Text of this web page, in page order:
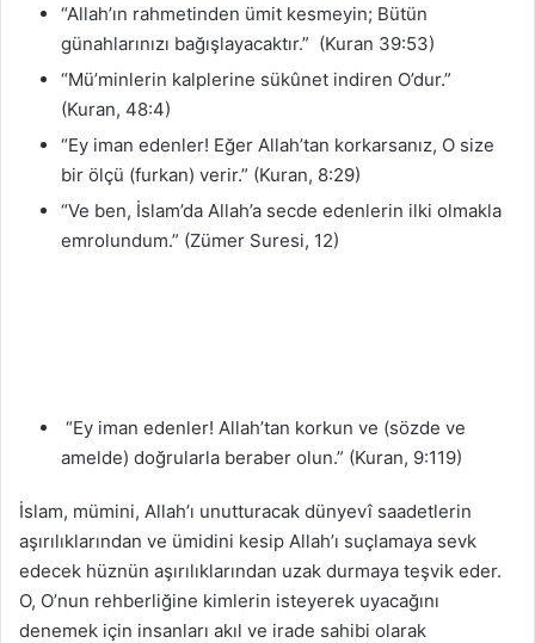
“Allah’ın rahmetinden ümit kesmeyin; Bütün
günahlarınızı bağışlayacaktır.” (Kuran 39:53)
“Mü’minlerin kalplerine sükûnet indiren O’dur.”
(Kuran, 48:4)
“Ey iman edenler! Eğer Allah’tan korkarsanız, O size
bir ölçü (furkan) verir.” (Kuran, 8:29)
“Ve ben, İslam’da Allah’a secde edenlerin ilki olmakla
emrolundum.” (Zümer Suresi, 12)
“Ey iman edenler! Allah’tan korkun ve (sözde ve
amelde) doğrularla beraber olun.” (Kuran, 9:119)
İslam, mümini, Allah’ı unutturacak dünyevî saadetlerin
aşırılıklarından ve ümidini kesip Allah’ı suçlamaya sevk
edecek hüznün aşırılıklarından uzak durmaya teşvik eder.
O, O’nun rehberliğine kimlerin isteyerek uyacağını
denemek için insanları akıl ve irade sahibi olarak